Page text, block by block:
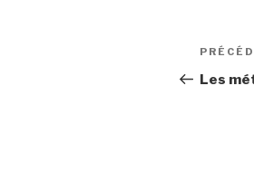
de
Article
Les